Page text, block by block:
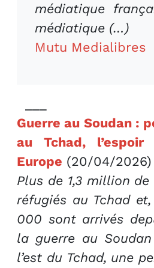
médiatique
médiatique (…)
Mutu Medialibres
Guerre au Soudan :
au Tchad,
Europe (20/04/2026)
Plus de 1,3 million
réfugiés au Tchad
000 sont arrivés
la guerre au
l’est du Tchad, une